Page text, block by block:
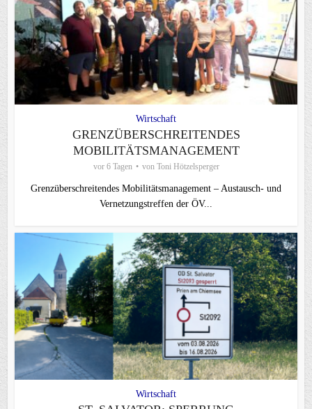
Wirtschaft
GRENZÜBERSCHREITENDES
MOBILITÄTSMANAGEMENT
vor 6 Tagen von Toni Hötzelsperger
Grenzüberschreitendes Mobilitätsmanagement – Austausch- und
Vernetzungstreffen der ÖV...
Wirtschaft